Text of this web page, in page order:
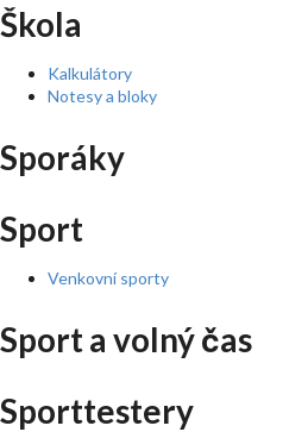
Škola
Kalkulátory
Notesy a bloky
Sporáky
Sport
Venkovní sporty
Sport a volný čas
Sporttestery